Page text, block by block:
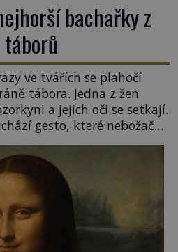
bachařky z
ve tvářích se plahočí
tábora. Jedna z žen
a jejich oči se setkají.
gesto, které nebožačku
komory. Jména jako
Josef Mengele (1911–
(1900–1945) zná každý,
Jenže […]